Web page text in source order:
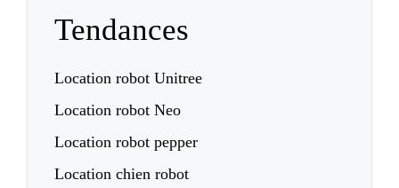
Tendances
Location robot Unitree
Location robot Neo
Location robot pepper
Location chien robot